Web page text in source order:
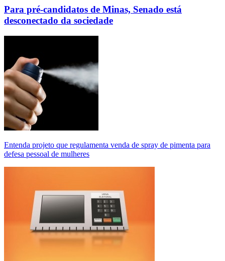
Para pré-candidatos de Minas, Senado está
desconectado da sociedade
Entenda projeto que regulamenta venda de spray de pimenta para
defesa pessoal de mulheres